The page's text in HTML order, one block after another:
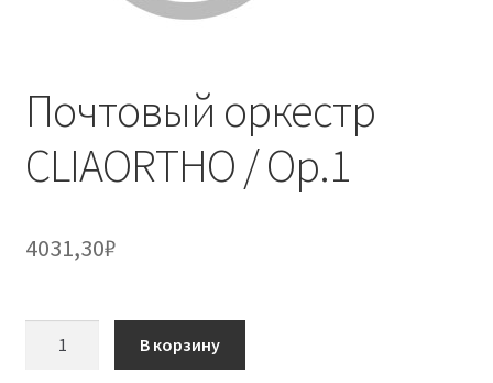
Почтовый оркестр
CLIAORTHO / Op.1
4031,30₽
В корзину